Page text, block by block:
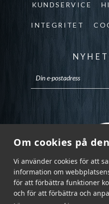
Om cookies på
Vi använder cookies för att
information om
för att förbättra funktioner
och för att förbättra och
KUNDSERVICE
INTEGRITET